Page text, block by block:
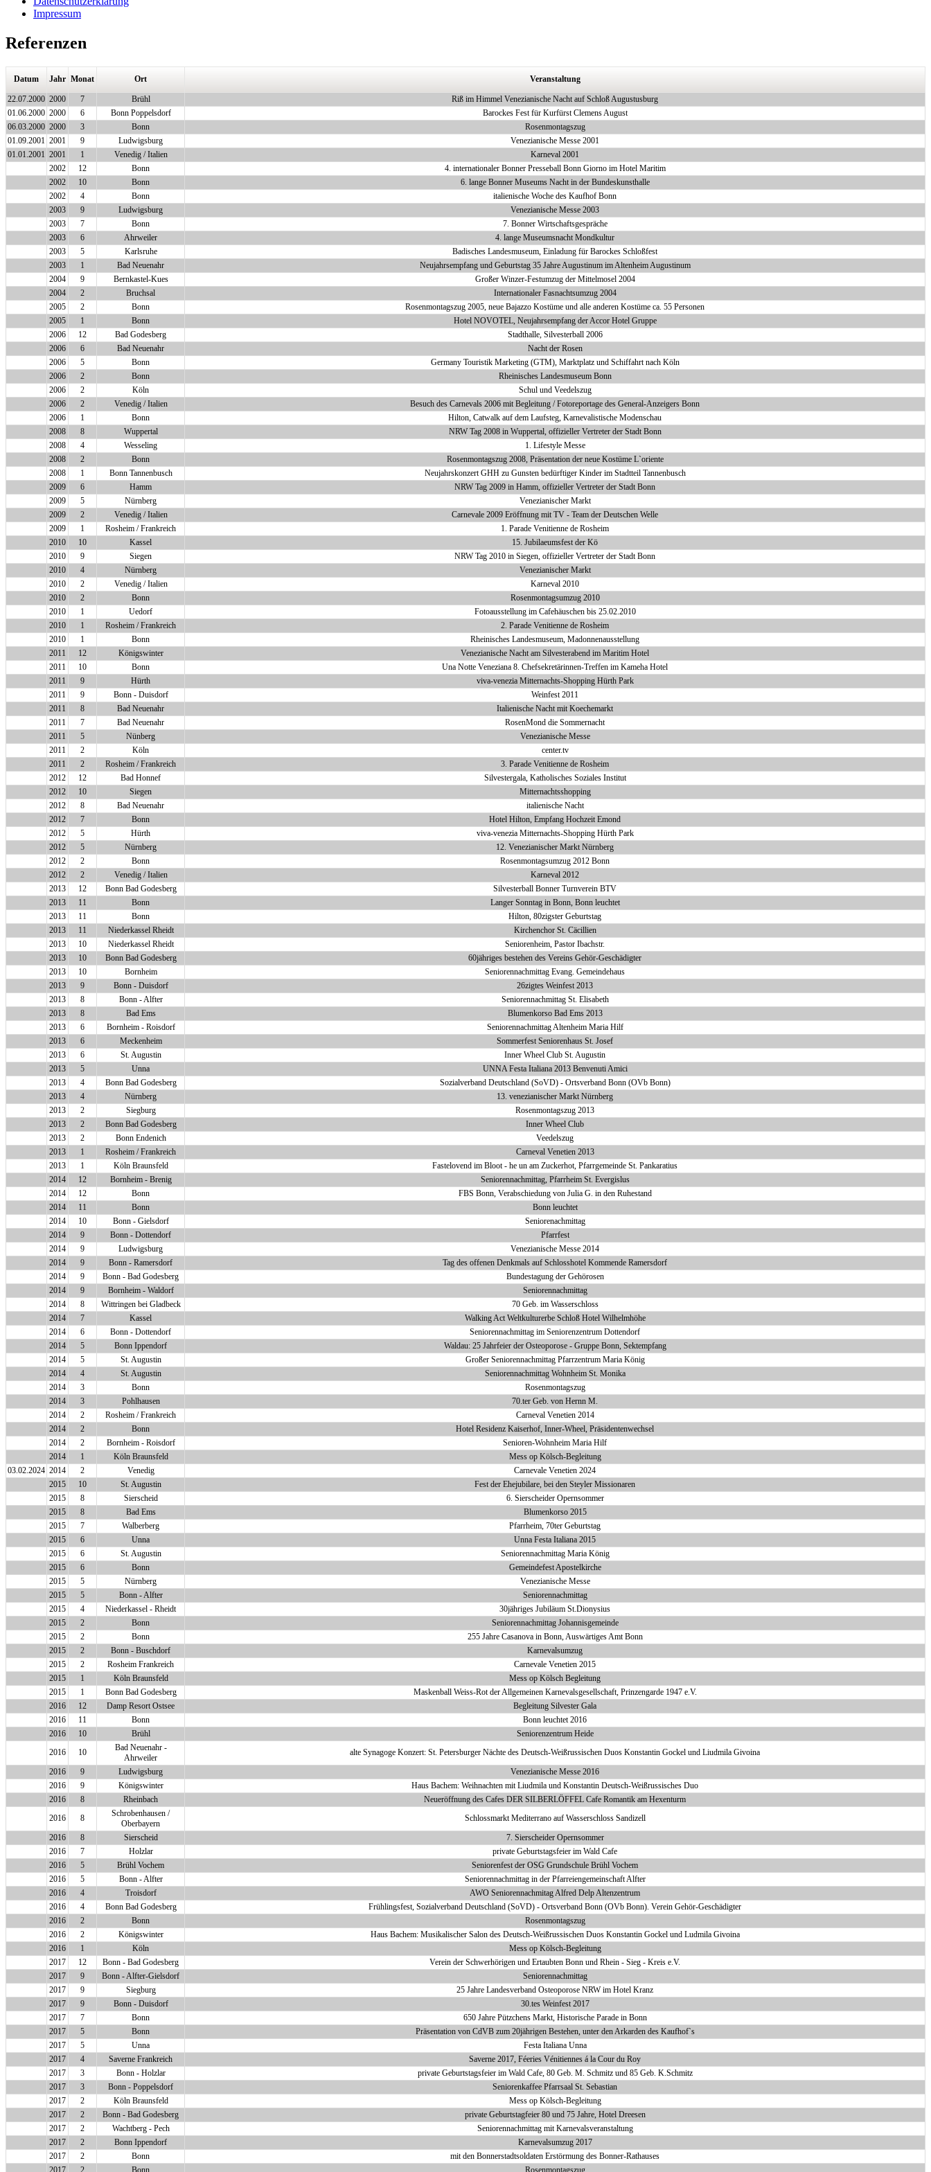
Impressum
Referenzen
Datum Jahr Monat Ort Veranstaltung
22.07.2000 2000 7 Brühl
Riß im Himmel Venezianische Nacht auf Schloß Augustusburg
01.06.2000 2000 6 Bonn Poppelsdorf
Barockes Fest für Kurfürst Clemens August
06.03.2000 2000 3 Bonn
Rosenmontagszug
01.09.2001 2001 9 Ludwigsburg
Venezianische Messe 2001
01.01.2001 2001 1 Venedig / Italien
Karneval 2001
2002
12 Bonn
4. internationaler Bonner Presseball Bonn Giorno im Hotel Maritim
2002
10 Bonn
6. lange Bonner Museums Nacht in der Bundeskunsthalle
2002
4 Bonn
italienische Woche des Kaufhof Bonn
2003
9 Ludwigsburg
Venezianische Messe 2003
2003
7 Bonn
7. Bonner Wirtschaftsgespräche
2003
6 Ahrweiler
4. lange Museumsnacht Mondkultur
2003
5 Karlsruhe
Badisches Landesmuseum, Einladung für Barockes Schloßfest
2003
1 Bad Neuenahr
Neujahrsempfang und Geburtstag 35 Jahre Augustinum im Altenheim Augustinum
2004
9 Bernkastel-Kues
Großer Winzer-Festumzug der Mittelmosel 2004
2004
2 Bruchsal
Internationaler Fasnachtsumzug 2004
2005
2 Bonn
Rosenmontagszug 2005, neue Bajazzo Kostüme und alle anderen Kostüme ca. 55 Personen
2005
1 Bonn
Hotel NOVOTEL, Neujahrsempfang der Accor Hotel Gruppe
2006
12 Bad Godesberg
Stadthalle, Silvesterball 2006
2006
6 Bad Neuenahr
Nacht der Rosen
2006
5 Bonn
Germany Touristik Marketing (GTM), Marktplatz und Schiffahrt nach Köln
2006
2 Bonn
Rheinisches Landesmuseum Bonn
2006
2 Köln
Schul und Veedelszug
2006
2 Venedig / Italien
Besuch des Carnevals 2006 mit Begleitung / Fotoreportage des General-Anzeigers Bonn
2006
1 Bonn
Hilton, Catwalk auf dem Laufsteg, Karnevalistische Modenschau
2008
8 Wuppertal
NRW Tag 2008 in Wuppertal, offizieller Vertreter der Stadt Bonn
2008
4 Wesseling
1. Lifestyle Messe
2008
2 Bonn
Rosenmontagszug 2008, Präsentation der neue Kostüme L`oriente
2008
1 Bonn Tannenbusch
Neujahrskonzert GHH zu Gunsten bedürftiger Kinder im Stadtteil Tannenbusch
2009
6 Hamm
NRW Tag 2009 in Hamm, offizieller Vertreter der Stadt Bonn
2009
5 Nürnberg
Venezianischer Markt
2009
2 Venedig / Italien
Carnevale 2009 Eröffnung mit TV - Team der Deutschen Welle
2009
1 Rosheim / Frankreich
1. Parade Venitienne de Rosheim
2010
10 Kassel
15. Jubilaeumsfest der Kö
2010
9 Siegen
NRW Tag 2010 in Siegen, offizieller Vertreter der Stadt Bonn
2010
4 Nürnberg
Venezianischer Markt
2010
2 Venedig / Italien
Karneval 2010
2010
2 Bonn
Rosenmontagsumzug 2010
2010
1 Uedorf
Fotoausstellung im Cafehäuschen bis 25.02.2010
2010
1 Rosheim / Frankreich
2. Parade Venitienne de Rosheim
2010
1 Bonn
Rheinisches Landesmuseum, Madonnenausstellung
2011
12 Königswinter
Venezianische Nacht am Silvesterabend im Maritim Hotel
2011
10 Bonn
Una Notte Veneziana 8. Chefsekretärinnen-Treffen im Kameha Hotel
2011
9 Hürth
viva-venezia Mitternachts-Shopping Hürth Park
2011
9 Bonn - Duisdorf
Weinfest 2011
2011
8 Bad Neuenahr
Italienische Nacht mit Koechemarkt
2011
7 Bad Neuenahr
RosenMond die Sommernacht
2011
5 Nünberg
Venezianische Messe
2011
2 Köln
center.tv
2011
2 Rosheim / Frankreich
3. Parade Venitienne de Rosheim
2012
12 Bad Honnef
Silvestergala, Katholisches Soziales Institut
2012
10 Siegen
Mitternachtsshopping
2012
8 Bad Neuenahr
italienische Nacht
2012
7 Bonn
Hotel Hilton, Empfang Hochzeit Emond
2012
5 Hürth
viva-venezia Mitternachts-Shopping Hürth Park
2012
5 Nürnberg
12. Venezianischer Markt Nürnberg
2012
2 Bonn
Rosenmontagsumzug 2012 Bonn
2012
2 Venedig / Italien
Karneval 2012
2013
12 Bonn Bad Godesberg
Silvesterball Bonner Turnverein BTV
2013
11 Bonn
Langer Sonntag in Bonn, Bonn leuchtet
2013
11 Bonn
Hilton, 80zigster Geburtstag
2013
11 Niederkassel Rheidt
Kirchenchor St. Cäcillien
2013
10 Niederkassel Rheidt
Seniorenheim, Pastor Ibachstr.
2013
10 Bonn Bad Godesberg
60jähriges bestehen des Vereins Gehör-Geschädigter
2013
10 Bornheim
Seniorennachmittag Evang. Gemeindehaus
2013
9 Bonn - Duisdorf
26zigtes Weinfest 2013
2013
8 Bonn - Alfter
Seniorennachmittag St. Elisabeth
2013
8 Bad Ems
Blumenkorso Bad Ems 2013
2013
6 Bornheim - Roisdorf
Seniorennachmittag Altenheim Maria Hilf
2013
6 Meckenheim
Sommerfest Seniorenhaus St. Josef
2013
6 St. Augustin
Inner Wheel Club St. Augustin
2013
5 Unna
UNNA Festa Italiana 2013 Benvenuti Amici
2013
4 Bonn Bad Godesberg
Sozialverband Deutschland (SoVD) - Ortsverband Bonn (OVb Bonn)
2013
4 Nürnberg
13. venezianischer Markt Nürnberg
2013
2 Siegburg
Rosenmontagszug 2013
2013
2 Bonn Bad Godesberg
Inner Wheel Club
2013
2 Bonn Endenich
Veedelszug
2013
1 Rosheim / Frankreich
Carneval Venetien 2013
2013
1 Köln Braunsfeld
Fastelovend im Bloot - he un am Zuckerhot, Pfarrgemeinde St. Pankaratius
2014
12 Bornheim - Brenig
Seniorennachmittag, Pfarrheim St. Evergislus
2014
12 Bonn
FBS Bonn, Verabschiedung von Julia G. in den Ruhestand
2014
11 Bonn
Bonn leuchtet
2014
10 Bonn - Gielsdorf
Seniorenachmittag
2014
9 Bonn - Dottendorf
Pfarrfest
2014
9 Ludwigsburg
Venezianische Messe 2014
2014
9 Bonn - Ramersdorf
Tag des offenen Denkmals auf Schlosshotel Kommende Ramersdorf
2014
9 Bonn - Bad Godesberg
Bundestagung der Gehörosen
2014
9 Bornheim - Waldorf
Seniorennachmittag
2014
8 Wittringen bei Gladbeck
70 Geb. im Wasserschloss
2014
7 Kassel
Walking Act Weltkulturerbe Schloß Hotel Wilhelmhöhe
2014
6 Bonn - Dottendorf
Seniorennachmittag im Seniorenzentrum Dottendorf
2014
5 Bonn Ippendorf
Waldau: 25 Jahrfeier der Osteoporose - Gruppe Bonn, Sektempfang
2014
5 St. Augustin
Großer Seniorennachmittag Pfarrzentrum Maria König
2014
4 St. Augustin
Seniorennachmittag Wohnheim St. Monika
2014
3 Bonn
Rosenmontagszug
2014
3 Pohlhausen
70.ter Geb. von Hernn M.
2014
2 Rosheim / Frankreich
Carneval Venetien 2014
2014
2 Bonn
Hotel Residenz Kaiserhof, Inner-Wheel, Präsidentenwechsel
2014
2 Bornheim - Roisdorf
Senioren-Wohnheim Maria Hilf
2014
1 Köln Braunsfeld
Mess op Kölsch-Begleitung
03.02.2024 2014 2 Venedig
Carnevale Venetien 2024
2015
10 St. Augustin
Fest der Ehejubilare, bei den Steyler Missionaren
2015
8 Sierscheid
6. Sierscheider Opernsommer
2015
8 Bad Ems
Blumenkorso 2015
2015
7 Walberberg
Pfarrheim, 70ter Geburtstag
2015
6 Unna
Unna Festa Italiana 2015
2015
6 St. Augustin
Seniorennachmittag Maria König
2015
6 Bonn
Gemeindefest Apostelkirche
2015
5 Nürnberg
Venezianische Messe
2015
5 Bonn - Alfter
Seniorennachmittag
2015
4 Niederkassel - Rheidt
30jähriges Jubiläum St.Dionysius
2015
2 Bonn
Seniorennachmittag Johannisgemeinde
2015
2 Bonn
255 Jahre Casanova in Bonn, Auswärtiges Amt Bonn
2015
2 Bonn - Buschdorf
Karnevalsumzug
2015
2 Rosheim Frankreich
Carnevale Venetien 2015
2015
1 Köln Braunsfeld
Mess op Kölsch Begleitung
2015
1 Bonn Bad Godesberg
Maskenball Weiss-Rot der Allgemeinen Karnevalsgesellschaft, Prinzengarde 1947 e.V.
2016
12 Damp Resort Ostsee
Begleitung Silvester Gala
2016
11 Bonn
Bonn leuchtet 2016
2016
10 Brühl
Seniorenzentrum Heide
2016
10
Bad Neuenahr -
Ahrweiler
alte Synagoge Konzert: St. Petersburger Nächte des Deutsch-Weißrussischen Duos Konstantin Gockel und Liudmila Givoina
2016
9 Ludwigsburg
Venezianische Messe 2016
2016
9 Königswinter
Haus Bachem: Weihnachten mit Liudmila und Konstantin Deutsch-Weißrussisches Duo
2016
8 Rheinbach
Neueröffnung des Cafes DER SILBERLÖFFEL Cafe Romantik am Hexenturm
2016
8
Schrobenhausen /
Oberbayern
Schlossmarkt Mediterrano auf Wasserschloss Sandizell
2016
8 Sierscheid
7. Sierscheider Opernsommer
2016
7 Holzlar
private Geburtstagsfeier im Wald Cafe
2016
5 Brühl Vochem
Seniorenfest der OSG Grundschule Brühl Vochem
2016
5 Bonn - Alfter
Seniorennachmittag in der Pfarreiengemeinschaft Alfter
2016
4 Troisdorf
AWO Seniorennachmitag Alfred Delp Altenzentrum
2016
4 Bonn Bad Godesberg
Frühlingsfest, Sozialverband Deutschland (SoVD) - Ortsverband Bonn (OVb Bonn). Verein Gehör-Geschädigter
2016
2 Bonn
Rosenmontagszug
2016
2 Königswinter
Haus Bachem: Musikalischer Salon des Deutsch-Weißrussischen Duos Konstantin Gockel und Ludmila Givoina
2016
1 Köln
Mess op Kölsch-Begleitung
2017
12 Bonn - Bad Godesberg
Verein der Schwerhörigen und Ertaubten Bonn und Rhein - Sieg - Kreis e.V.
2017
9 Bonn - Alfter-Gielsdorf
Seniorennachmittag
2017
9 Siegburg
25 Jahre Landesverband Osteoporose NRW im Hotel Kranz
2017
9 Bonn - Duisdorf
30.tes Weinfest 2017
2017
7 Bonn
650 Jahre Pützchens Markt, Historische Parade in Bonn
2017
5 Bonn
Präsentation von CdVB zum 20jährigen Bestehen, unter den Arkarden des Kaufhof`s
2017
5 Unna
Festa Italiana Unna
2017
4 Saverne Frankreich
Saverne 2017, Féeries Vénitiennes á la Cour du Roy
2017
3 Bonn - Holzlar
private Geburtstagsfeier im Wald Cafe, 80 Geb. M. Schmitz und 85 Geb. K.Schmitz
2017
3 Bonn - Poppelsdorf
Seniorenkaffee Pfarrsaal St. Sebastian
2017
2 Köln Braunsfeld
Mess op Kölsch-Begleitung
2017
2 Bonn - Bad Godesberg
private Geburtstagfeier 80 und 75 Jahre, Hotel Dreesen
2017
2 Wachtberg - Pech
Seniorennachmittag mit Karnevalsveranstaltung
2017
2 Bonn Ippendorf
Karnevalsumzug 2017
2017
2 Bonn
mit den Bonnerstadtsoldaten Erstörmung des Bonner-Rathauses
2017
2 Bonn Rosenmontagszug